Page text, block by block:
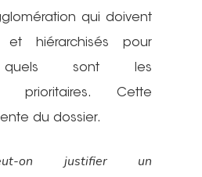
qui doivent
et hiérarchisés pour
quels sont les
prioritaires. Cette
du dossier.
on justifier un